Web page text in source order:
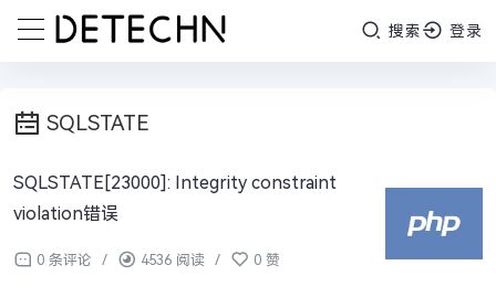
搜索 登录
SQLSTATE
SQLSTATE[23000]: Integrity constraint
violation错误
0 条评论 / 4536 阅读 / 0 赞